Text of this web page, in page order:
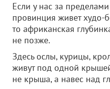
Если у нас за
провинция живет худо-
то африканская
не позже.
Здесь ослы, курицы,
живут под одной
не крыша, а навес над